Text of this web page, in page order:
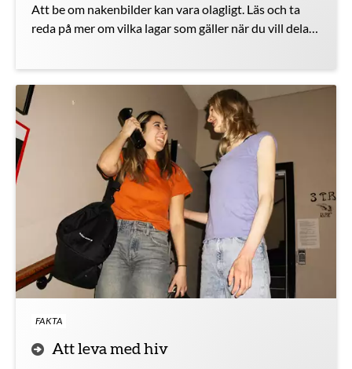
Att be om nakenbilder kan vara olagligt. Läs och ta
reda på mer om vilka lagar som gäller när du vill dela
FAKTA
Att leva med hiv